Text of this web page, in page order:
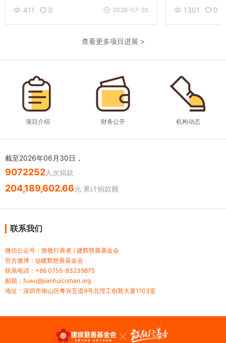
411
0 2026-07-20 1301 0
查看更多项目进展 >
项目介绍 财务公开 机构动态
截至2026年06月30日，
9072252人次捐款
204,189,602.66元 累计捐款额
联系我们
微信公众号：致敬行善者 / 建辉慈善基金会
官方微博：@建辉慈善基金会
联系电话：+86 0755-83239875
邮箱：fuwu@jianhuicishan.org
地址：深圳市南山区粤兴五道9号北理工创新大厦1103室